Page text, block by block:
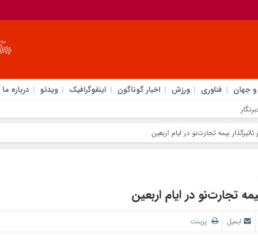
و جهان فناوری ورزش اخبار گوناگون اینفوگرافیک ویدئو درباره ما
بیمه تجارت‌نو در ایام اربعین
تجارت‌نو در ایام اربعین
ایمیل پرینت